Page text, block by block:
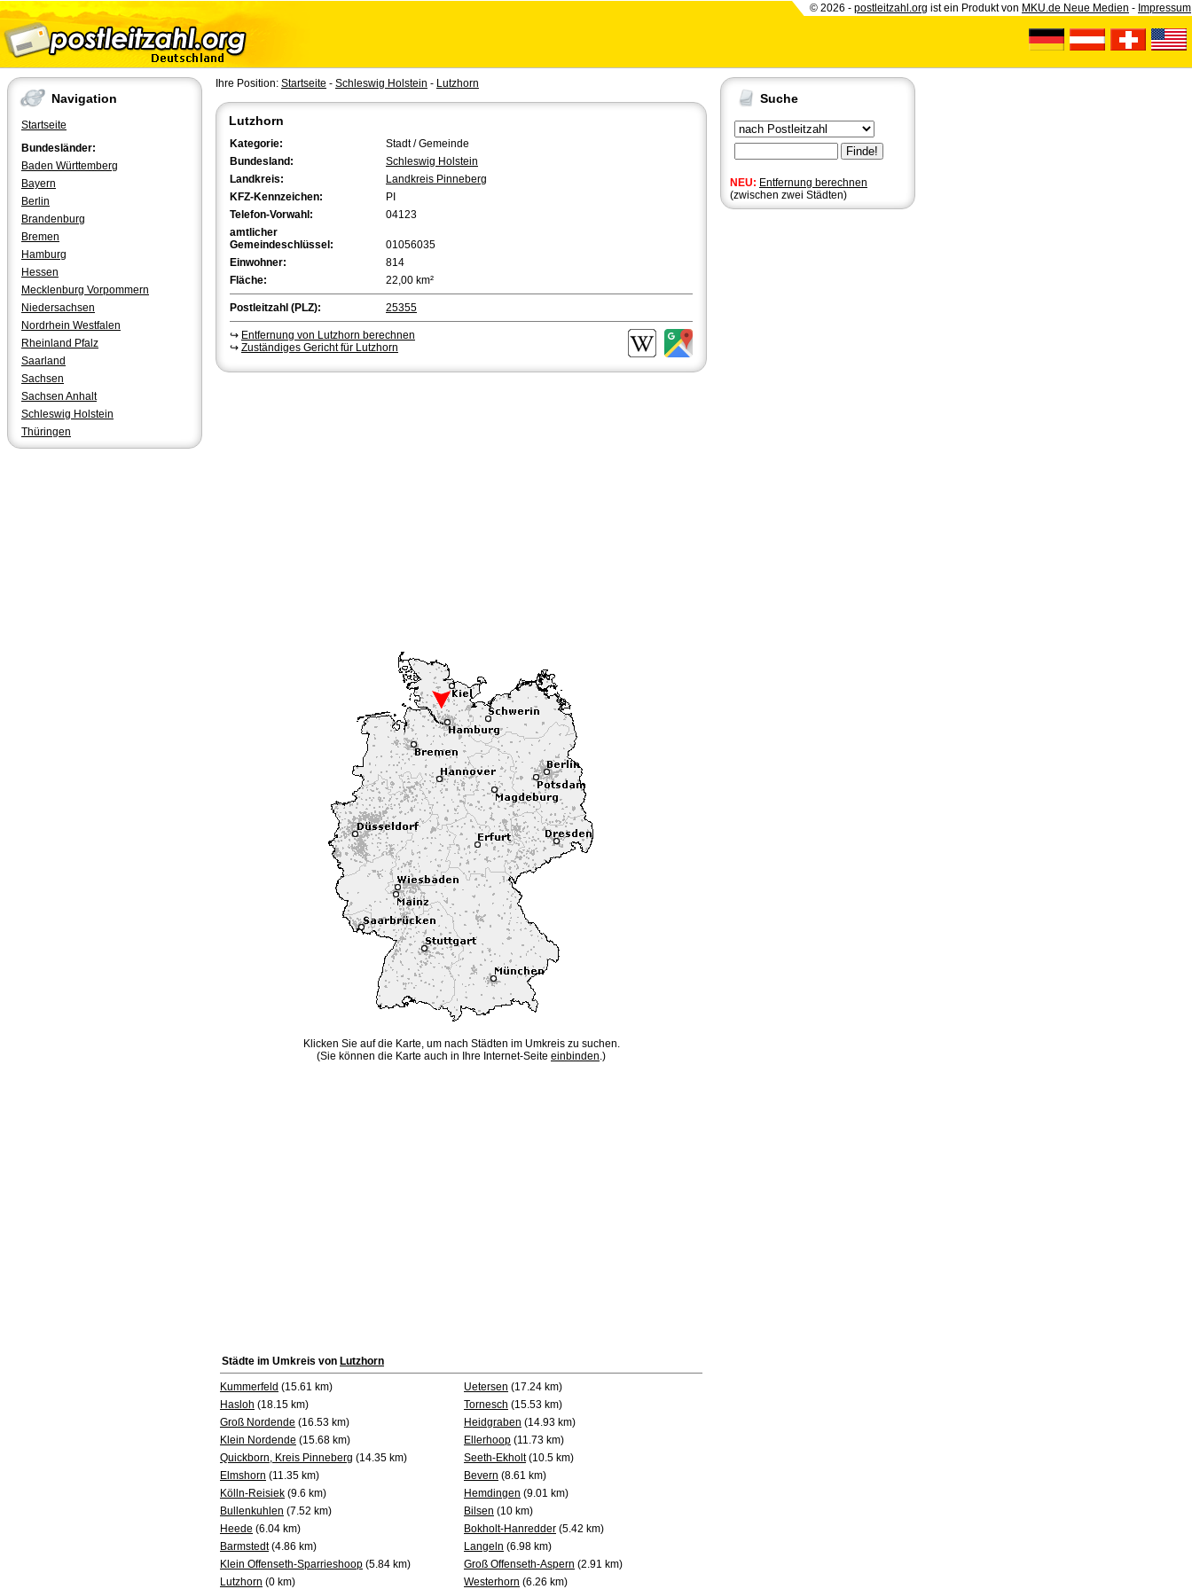
© 2026 - postleitzahl.org ist ein Produkt von MKU.de Neue Medien - Impressum
Navigation
Startseite
Bundesländer:
Baden Württemberg
Bayern
Berlin
Brandenburg
Bremen
Hamburg
Hessen
Mecklenburg Vorpommern
Niedersachsen
Nordrhein Westfalen
Rheinland Pfalz
Saarland
Sachsen
Sachsen Anhalt
Schleswig Holstein
Thüringen
Suche
NEU: Entfernung berechnen
(zwischen zwei Städten)
Ihre Position: Startseite - Schleswig Holstein - Lutzhorn
Lutzhorn
Kategorie:
Stadt / Gemeinde
Bundesland:
Schleswig Holstein
Landkreis:
Landkreis Pinneberg
KFZ-Kennzeichen:
PI
Telefon-Vorwahl:
04123
amtlicher
Gemeindeschlüssel:
01056035
Einwohner:
814
Fläche:
22,00 km²
Postleitzahl (PLZ): 25355
↪ Entfernung von Lutzhorn berechnen
↪ Zuständiges Gericht für Lutzhorn
Klicken Sie auf die Karte, um nach Städten im Umkreis zu suchen.
(Sie können die Karte auch in Ihre Internet-Seite einbinden.)
Städte im Umkreis von Lutzhorn
Kummerfeld (15.61 km) Uetersen (17.24 km)
Hasloh (18.15 km) Tornesch (15.53 km)
Groß Nordende (16.53 km) Heidgraben (14.93 km)
Klein Nordende (15.68 km) Ellerhoop (11.73 km)
Quickborn, Kreis Pinneberg (14.35 km) Seeth-Ekholt(10.5 km)
Elmshorn (11.35 km) Bevern (8.61 km)
Kölln-Reisiek (9.6 km) Hemdingen (9.01 km)
Bullenkuhlen (7.52 km) Bilsen (10 km)
Heede (6.04 km) Bokholt-Hanredder (5.42 km)
Barmstedt(4.86 km) Langeln (6.98 km)
Klein Offenseth-Sparrieshoop (5.84 km) Groß Offenseth-Aspern (2.91 km)
Lutzhorn (0 km) Westerhorn (6.26 km)